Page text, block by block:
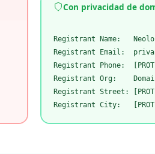
Con privacidad de
Registrant Name:
Registrant Email:
Registrant Phone:
Registrant Org:
Registrant Street:
Registrant City: